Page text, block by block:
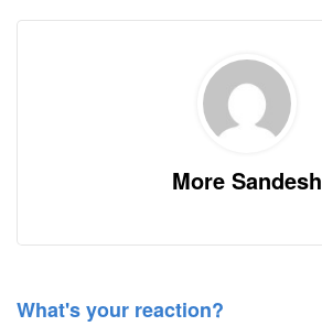
More Sandesh
What's your reaction?